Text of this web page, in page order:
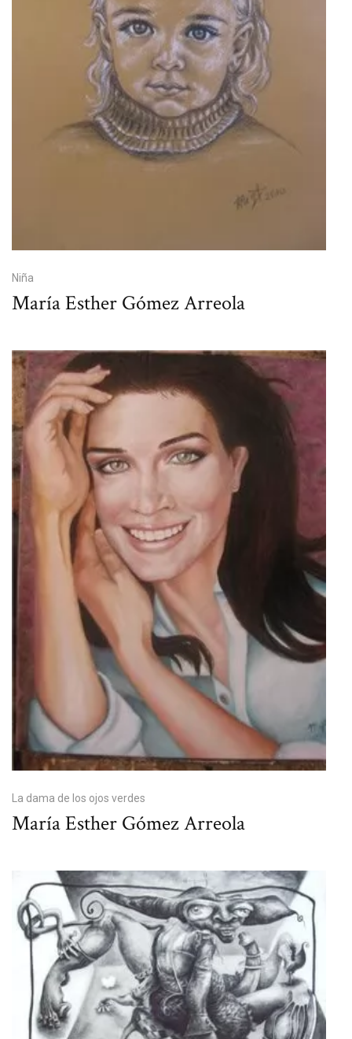
Niña
María Esther Gómez Arreola
La dama de los ojos verdes
María Esther Gómez Arreola